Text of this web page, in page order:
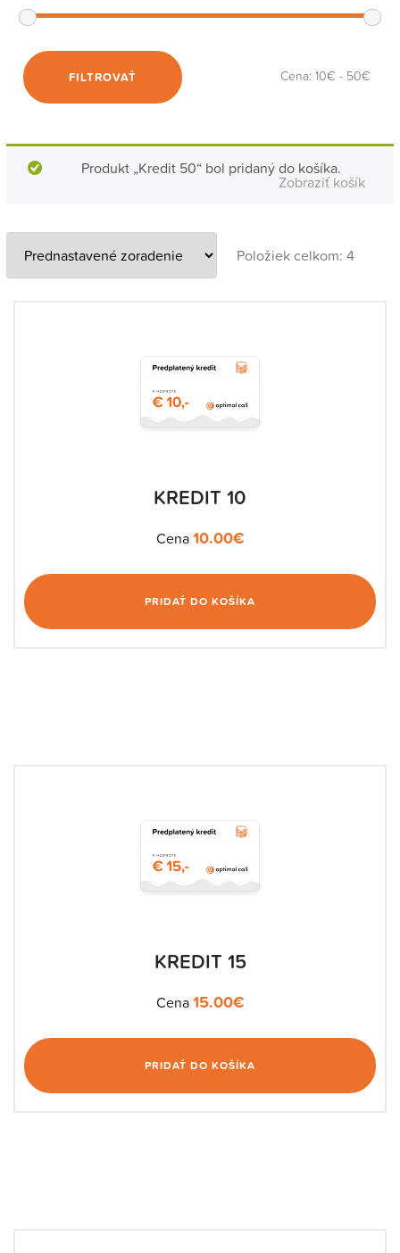
FILTROVAŤ Cena: 10€ - 50€
Produkt „Kredit 50“ bol pridaný do košíka.
Zobraziť košík
Položiek celkom: 4
KREDIT 10
Cena10.00€
PRIDAŤ DO KOŠÍKA
KREDIT 15
Cena15.00€
PRIDAŤ DO KOŠÍKA